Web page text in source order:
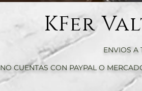
KFer
ENVIOS A
NO CUENTAS CON PAYPAL O